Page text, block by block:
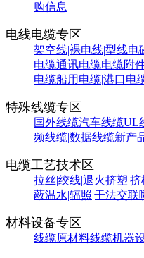
购信息
电线电缆专区
架空线|裸电线|型线电
电缆通讯电缆电缆附
电缆船用电缆|港口电
特殊线缆专区
国外线缆汽车线缆UL
频线缆|数据线缆新产
电缆工艺技术区
拉丝|绞线|退火挤塑|挤
蔽温水|辐照|干法交联
材料设备专区
线缆原材料线缆机器